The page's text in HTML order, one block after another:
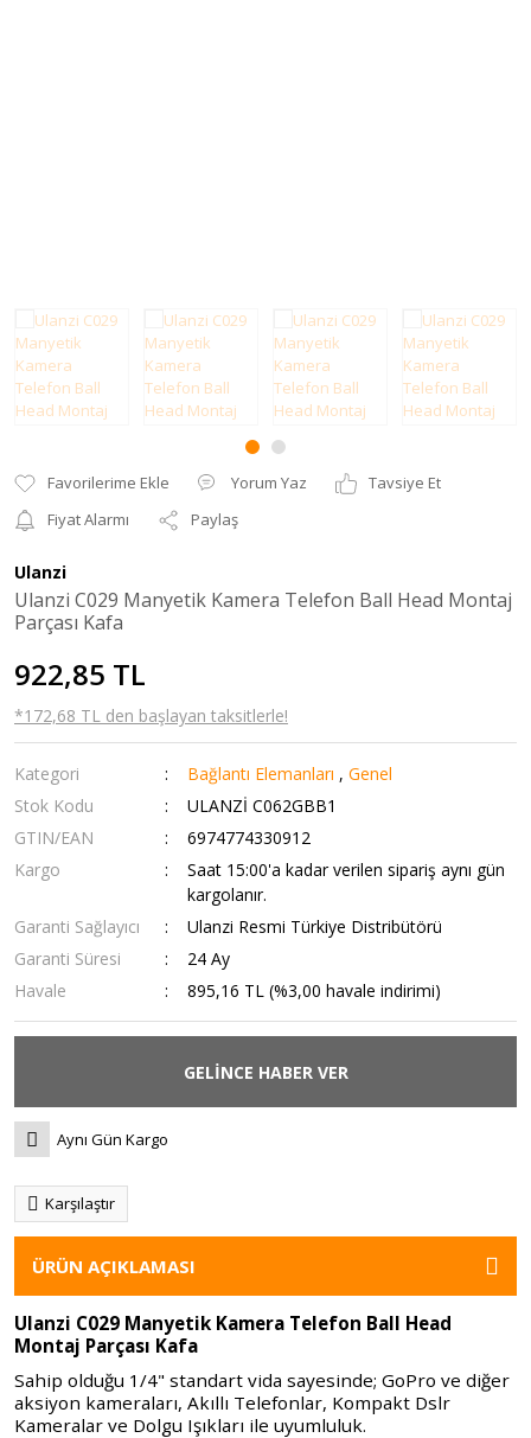
Yorum Yaz
Tavsiye Et
Fiyat Alarmı
Paylaş
Ulanzi
Ulanzi C029 Manyetik Kamera Telefon Ball Head Montaj
Parçası Kafa
922,85 TL
*172,68 TL den başlayan taksitlerle!
Kategori Bağlantı Elemanları ,Genel
Stok Kodu
ULANZİ C062GBB1
GTIN/EAN
6974774330912
Kargo
Saat 15:00'a kadar verilen sipariş aynı gün
kargolanır.
Garanti Sağlayıcı
Ulanzi Resmi Türkiye Distribütörü
Garanti Süresi
24 Ay
Havale
895,16 TL (%3,00 havale indirimi)
GELİNCE HABER VER
Aynı Gün Kargo
Karşılaştır
ÜRÜN AÇIKLAMASI
Ulanzi C029 Manyetik Kamera Telefon Ball Head
Montaj Parçası Kafa
Sahip olduğu 1/4" standart vida sayesinde; GoPro ve diğer
aksiyon kameraları, Akıllı Telefonlar, Kompakt Dslr
Kameralar ve Dolgu Işıkları ile uyumluluk.